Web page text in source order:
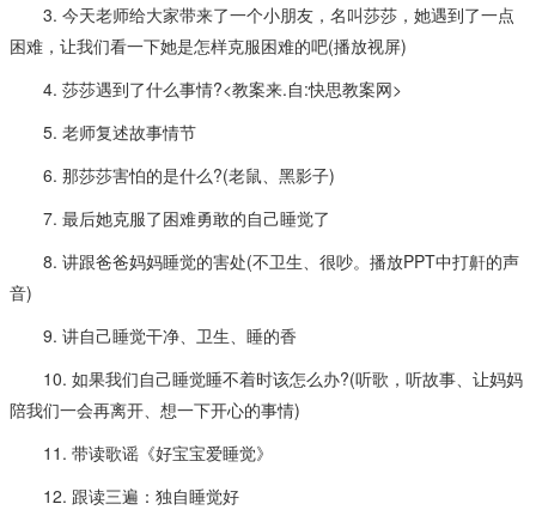
3. 今天老师给大家带来了一个小朋友，名叫莎莎，她遇到了一点
困难，让我们看一下她是怎样克服困难的吧(播放视屏)
4. 莎莎遇到了什么事情?<教案来.自:快思教案网>
5. 老师复述故事情节
6. 那莎莎害怕的是什么?(老鼠、黑影子)
7. 最后她克服了困难勇敢的自己睡觉了
8. 讲跟爸爸妈妈睡觉的害处(不卫生、很吵。播放PPT中打鼾的声
音)
9. 讲自己睡觉干净、卫生、睡的香
10. 如果我们自己睡觉睡不着时该怎么办?(听歌，听故事、让妈妈
陪我们一会再离开、想一下开心的事情)
11. 带读歌谣《好宝宝爱睡觉》
12. 跟读三遍：独自睡觉好